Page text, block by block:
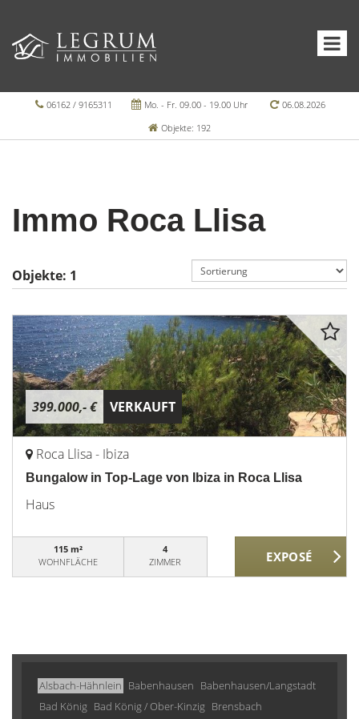
06162 / 9165311 Mo. - Fr. 09.00 - 19.00 Uhr
06.08.2026
Objekte: 192
Immo Roca Llisa
Objekte: 1
399.000,- € VERKAUFT
Roca Llisa - Ibiza
Bungalow in Top-Lage von Ibiza in Roca Llisa
Haus
115 m²
WOHNFLÄCHE
4
ZIMMER
Alsbach-Hähnlein Babenhausen Babenhausen/Langstadt
Bad König Bad König / Ober-Kinzig Brensbach